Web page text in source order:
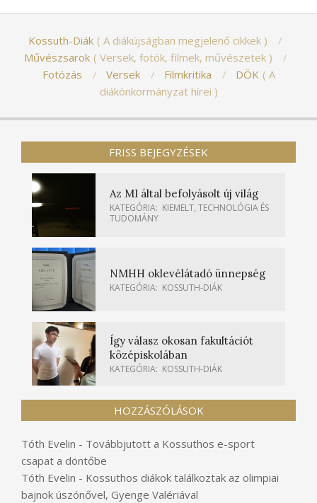
Kossuth-Diák
A diákújságban megjelenő cikkek
Művészsarok
Versek, fotók, filmek, művészetek
Fotózás
Versek Filmkritika DÖK
A
diákönkormányzat hírei
FRISS BEJEGYZÉSEK
Az MI által befolyásolt új világ
KATEGÓRIA: KIEMELT, TECHNOLÓGIA ÉS
TUDOMÁNY
NMHH oklevélátadó ünnepség
KATEGÓRIA: KOSSUTH-DIÁK
Így válasz okosan fakultációt
középiskolában
KATEGÓRIA: KOSSUTH-DIÁK
HOZZÁSZÓLÁSOK
Tóth Evelin - Továbbjutott a Kossuthos e-sport
csapat a döntőbe
Tóth Evelin - Kossuthos diákok találkoztak az olimpiai
bajnok úszónővel, Gyenge Valériával